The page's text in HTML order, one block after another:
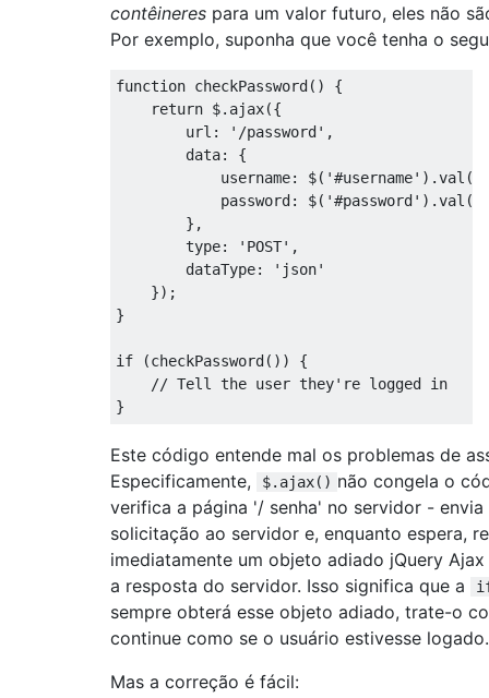
contêineres para um valor futuro, eles não
Por exemplo, suponha que você tenha o
function checkPassword()
{
return $. ajax({
        url
: '/password' ,
        data
:
{
            username
: $( '#username' ).val
            password
: $( '#password' ).val ()
},
        type
: 'POST' ,
        dataType
:
'json'
});
}
if (checkPassword())
{
// Tell the user they're logged in
}
Este código entende mal os problemas de
Especificamente,
$.ajax() não congela o
verifica a página '/ senha' no servidor - envia
solicitação ao servidor e, enquanto espera,
imediatamente um objeto adiado jQuery
a resposta do servidor. Isso significa que a
sempre obterá esse objeto adiado, trate-o
continue como se o usuário estivesse
Mas a correção é fácil: